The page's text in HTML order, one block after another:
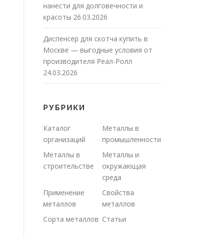
нанести для долговечности и
красоты 26.03.2026
Диспенсер для скотча купить в
Москве — выгодные условия от
производителя Реал-Ролл
24.03.2026
РУБРИКИ
Каталог
организаций
Металлы в
промышленности
Металлы в
строительстве
Металлы и
окружающая
среда
Применение
металлов
Свойства
металлов
Сорта металлов Статьи